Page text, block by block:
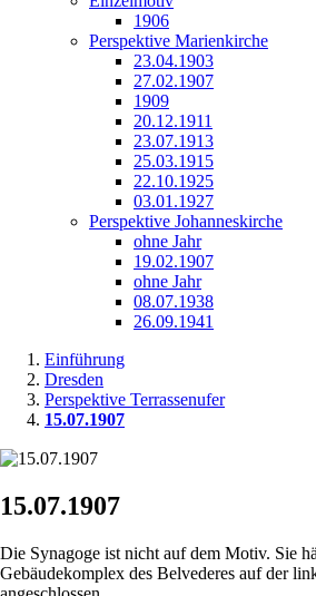
1906
Perspektive Marienkirche
23.04.1903
27.02.1907
1909
20.12.1911
23.07.1913
25.03.1915
22.10.1925
03.01.1927
Perspektive Johanneskirche
ohne Jahr
19.02.1907
ohne Jahr
08.07.1938
26.09.1941
Einführung
Dresden
Perspektive Terrassenufer
15.07.1907
15.07.1907
Die Synagoge ist nicht auf dem Motiv. Sie
Gebäudekomplex des Belvederes auf der